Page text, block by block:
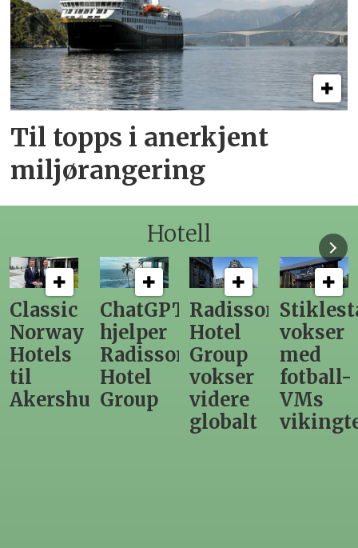
Til topps i anerkjent
miljørangering
Hotell
ChatGPT
hjelper
Radisson
Hotel
Group
Radisson
Hotel
Group
vokser
videre
Stiklestad
vokser
med
fotball-
VMs
vikingtematikk
Fra
direktør
til
nytt